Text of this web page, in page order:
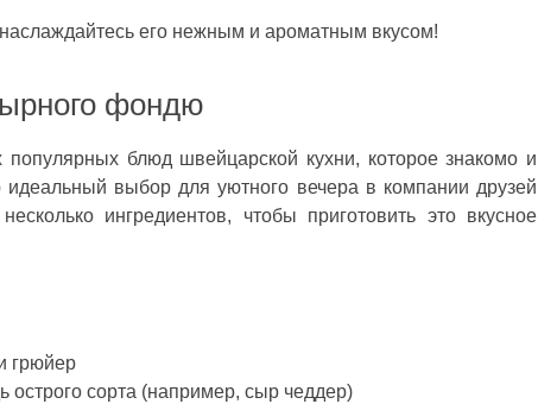
его нежным и ароматным вкусом!
фондю
блюд швейцарской кухни, которое знакомо и
выбор для уютного вечера в компании друзей
ингредиентов, чтобы приготовить это вкусное
грюйер
острого сорта (например, сыр чеддер)